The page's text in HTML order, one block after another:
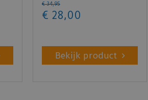
€ 34,95
€ 28,00
Bekijk product